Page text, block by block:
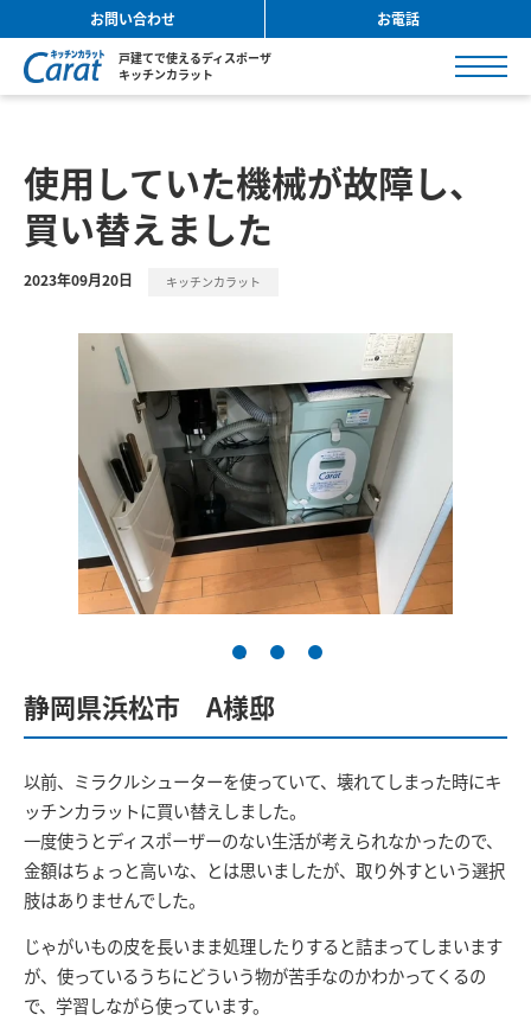
お問い合わせ お電話
戸建てで使えるディスポーザ
キッチンカラット
使用していた機械が故障し、
買い替えました
2023年09月20日 キッチンカラット
静岡県浜松市 A様邸
以前、ミラクルシューターを使っていて、壊れてしまった時にキ
ッチンカラットに買い替えしました。
一度使うとディスポーザーのない生活が考えられなかったので、
金額はちょっと高いな、とは思いましたが、取り外すという選択
肢はありませんでした。
じゃがいもの皮を長いまま処理したりすると詰まってしまいます
が、使っているうちにどういう物が苦手なのかわかってくるの
で、学習しながら使っています。